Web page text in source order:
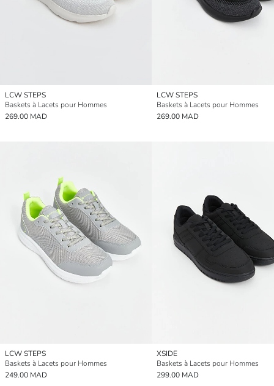
LCW STEPS
Baskets à Lacets pour Hommes
269.00 MAD
LCW STEPS
Baskets à Lacets pour Hommes
269.00 MAD
LCW STEPS
Baskets à Lacets pour Hommes
249.00 MAD
XSIDE
Baskets à Lacets pour Hommes
299.00 MAD